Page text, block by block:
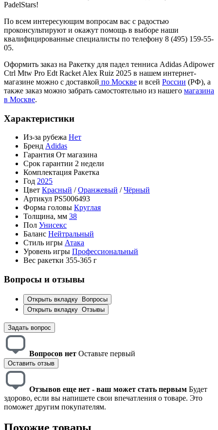
PadelStars!
По всем интересующим вопросам вас с радостью
проконсультируют и окажут помощь в выборе наши
квалифицированные специалисты по телефону 8 (495) 159-55-
05.
Оформить заказ на Ракетку для падел тенниса Adidas Adipower
Ctrl Mtw Pro Edt Racket Alex Ruiz 2025 в нашем интернет-
магазине можно с доставкой по Москве и всей России (РФ), а
также заказ можно забрать самостоятельно из нашего магазина
в Москве.
Характеристики
Из-за рубежа Нет
Бренд Adidas
Гарантия От магазина
Срок гарантии 2 недели
Комплектация Ракетка
Год 2025
Цвет Красный /Оранжевый /Чёрный
Артикул PS5006493
Форма головы Круглая
Толщина, мм 38
Пол Унисекс
Баланс Нейтральный
Стиль игры Атака
Уровень игры Профессиональный
Вес ракетки 355-365 г
Вопросы и отзывы
Открыть вкладку
Вопросы
Открыть вкладку Отзывы
Задать вопрос
Вопросов нет Оставьте первый
Оставить отзыв
Отзывов еще нет - ваш может стать первым Будет
здорово, если вы напишете свои впечатления о товаре. Это
поможет другим покупателям.
Похожие товары